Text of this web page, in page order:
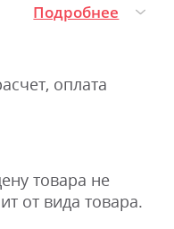
Подробнее
оплата
товара не
от вида товара.